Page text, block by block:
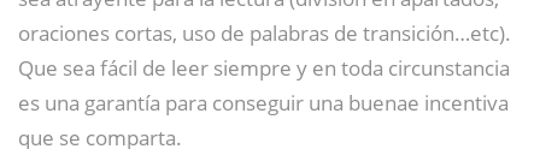
oraciones cortas, uso de palabras de transición…etc).
Que sea fácil de leer siempre y en toda circunstancia
es una garantía para conseguir una buenae incentiva
que se comparta.